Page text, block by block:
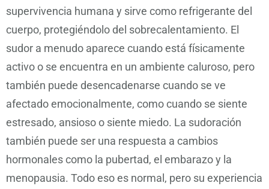
supervivencia humana y sirve como refrigerante del
cuerpo, protegiéndolo del sobrecalentamiento. El
sudor a menudo aparece cuando está físicamente
activo o se encuentra en un ambiente caluroso, pero
también puede desencadenarse cuando se ve
afectado emocionalmente, como cuando se siente
estresado, ansioso o siente miedo. La sudoración
también puede ser una respuesta a cambios
hormonales como la pubertad, el embarazo y la
menopausia. Todo eso es normal, pero su experiencia